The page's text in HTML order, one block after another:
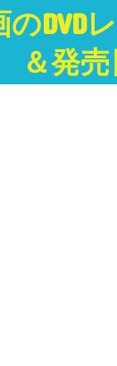
のDVD
＆発売